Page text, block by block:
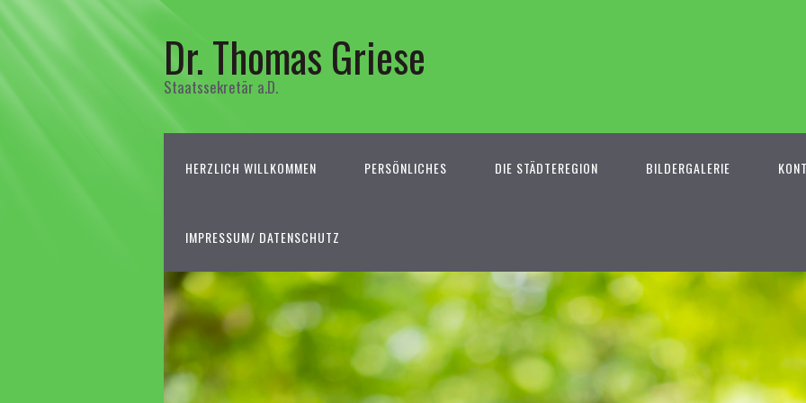
Dr. Thomas Griese
Staatssekretär a.D.
HERZLICH WILLKOMMEN PERSÖNLICHES DIE STÄDTEREGION BILDERGALERIE
IMPRESSUM/ DATENSCHUTZ